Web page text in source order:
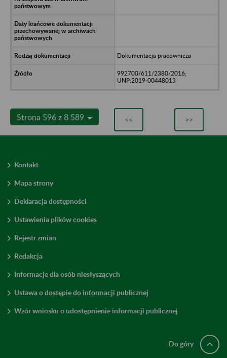
Dokumentacja pracownicza
992700/611/2380/2016;
UNP:2019-00448013
Strona 596 z 8 589 << >>
Kontakt
Mapa strony
Deklaracja dostępności
Ustawienia plików cookies
Rejestr zmian
Redakcja
Informacje dla osób niesłyszących
Ustawa o dostępie do informacji publicznej
Wzór wniosku o udostępnienie informacji publicznej
Do góry